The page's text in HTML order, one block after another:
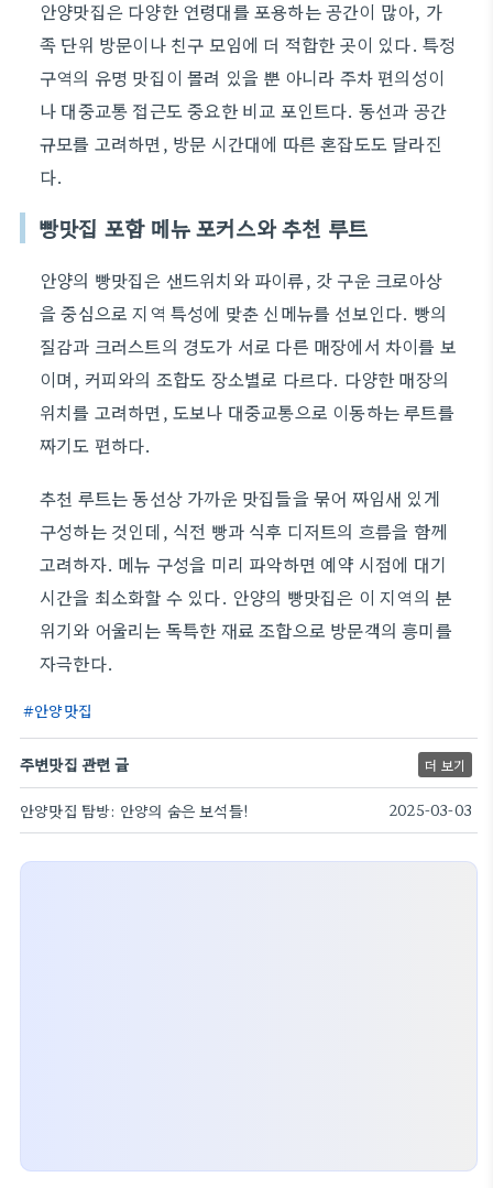
안양맛집은 다양한 연령대를 포용하는 공간이 많아, 가
족 단위 방문이나 친구 모임에 더 적합한 곳이 있다. 특정
구역의 유명 맛집이 몰려 있을 뿐 아니라 주차 편의성이
나 대중교통 접근도 중요한 비교 포인트다. 동선과 공간
규모를 고려하면, 방문 시간대에 따른 혼잡도도 달라진
다.
빵맛집 포함 메뉴 포커스와 추천 루트
안양의 빵맛집은 샌드위치와 파이류, 갓 구운 크로아상
을 중심으로 지역 특성에 맞춘 신메뉴를 선보인다. 빵의
질감과 크러스트의 경도가 서로 다른 매장에서 차이를 보
이며, 커피와의 조합도 장소별로 다르다. 다양한 매장의
위치를 고려하면, 도보나 대중교통으로 이동하는 루트를
짜기도 편하다.
추천 루트는 동선상 가까운 맛집들을 묶어 짜임새 있게
구성하는 것인데, 식전 빵과 식후 디저트의 흐름을 함께
고려하자. 메뉴 구성을 미리 파악하면 예약 시점에 대기
시간을 최소화할 수 있다. 안양의 빵맛집은 이 지역의 분
위기와 어울리는 독특한 재료 조합으로 방문객의 흥미를
자극한다.
안양맛집
주변맛집 관련 글 더 보기
안양맛집 탐방: 안양의 숨은 보석들! 2025-03-03